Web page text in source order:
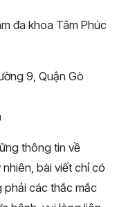
đa khoa Tâm Phúc
9, Quận Gò
thông tin về
bài viết chỉ có
phải các thắc mắc